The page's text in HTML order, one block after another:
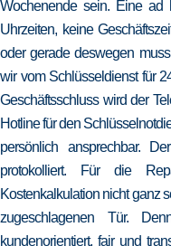
Wochenende sein. Eine ad
Uhrzeiten, keine
oder gerade deswegen
wir vom Schlüsseldienst für
Geschäftsschluss wird der
Hotline für den
persönlich ansprechbar.
protokolliert. Für die
Kostenkalkulation nicht ganz
zugeschlagenen Tür.
kundenorientiert, fair und